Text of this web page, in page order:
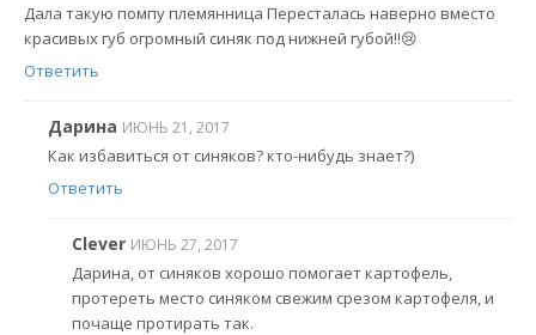
Дала такую помпу племянница Пересталась наверно вместо
красивых губ огромный синяк под нижней губой!!😢
Ответить
Дарина ИЮНЬ 21, 2017
Как избавиться от синяков? кто-нибудь знает?)
Ответить
Clever ИЮНЬ 27, 2017
Дарина, от синяков хорошо помогает картофель,
протереть место синяком свежим срезом картофеля, и
почаще протирать так.